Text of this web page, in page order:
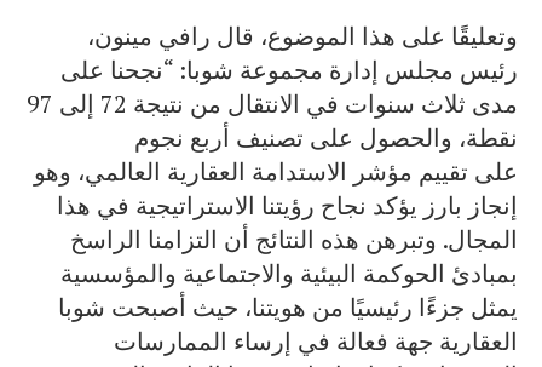
وتعليقًا على هذا الموضوع، قال رافي مينون،
رئيس مجلس إدارة مجموعة شوبا: “نجحنا على
مدى ثلاث سنوات في الانتقال من نتيجة 72 إلى 97
نقطة، والحصول على تصنيف أربع نجوم
على تقييم مؤشر الاستدامة العقارية العالمي، وهو
إنجاز بارز يؤكد نجاح رؤيتنا الاستراتيجية في هذا
المجال. وتبرهن هذه النتائج أن التزامنا الراسخ
بمبادئ الحوكمة البيئية والاجتماعية والمؤسسية
يمثل جزءًا رئيسيًا من هويتنا، حيث أصبحت شوبا
العقارية جهة فعالة في إرساء الممارسات